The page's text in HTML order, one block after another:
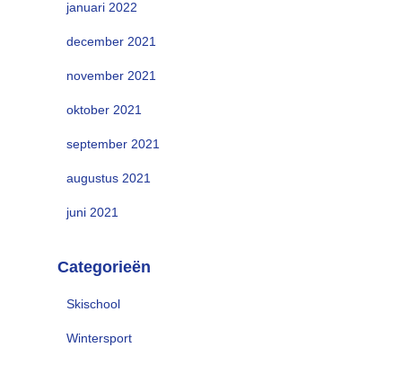
januari 2022
december 2021
november 2021
oktober 2021
september 2021
augustus 2021
juni 2021
Categorieën
Skischool
Wintersport